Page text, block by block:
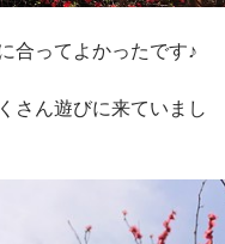
合ってよかったです♪
さん遊びに来ていまし